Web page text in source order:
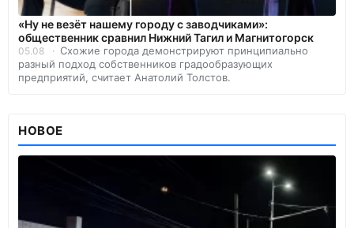
«Ну не везёт нашему городу с заводчиками»:
общественник сравнил Нижний Тагил и Магнитогорск
05.08
Схожие города демонстрируют принципиально
разный подход собственников градообразующих
предприятий, считает Анатолий Толстов.
НОВОЕ